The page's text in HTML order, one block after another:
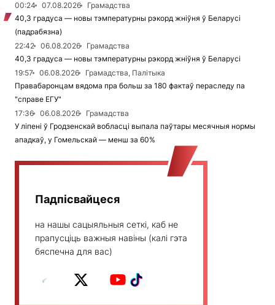
00:24 07.08.2026
Грамадства
40,3 градуса — новы тэмпературны рэкорд жніўня ў Беларусі
(падрабязна)
22:42
06.08.2026
Грамадства
40,3 градуса — новы тэмпературны рэкорд жніўня ў Беларусі
19:57
06.08.2026
Грамадства, Палітыка
Правабаронцам вядома пра больш за 180 фактаў пераследу па
"справе ЕГУ"
17:36
06.08.2026
Грамадства
У ліпені ў Гродзенскай вобласці выпала паўтары месячныя нормы
ападкаў, у Гомельскай — менш за 60%
Падпісвайцеся
на нашы сацыяльныя сеткі, каб не
прапусціць важныя навіны (калі гэта
бяспечна для вас)